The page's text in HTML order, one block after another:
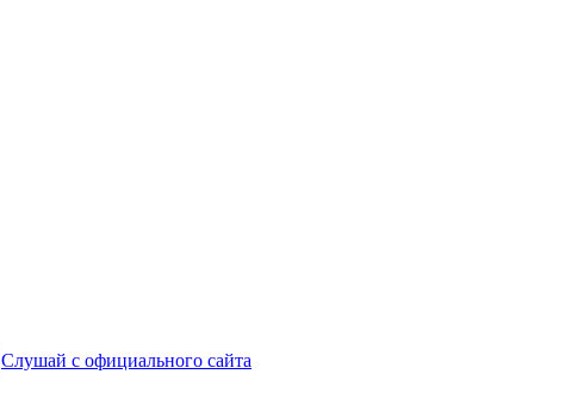
Слушай с официального сайта